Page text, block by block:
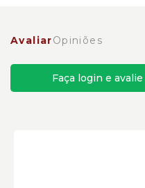
AvaliarOpiniões
Faça login e avalie